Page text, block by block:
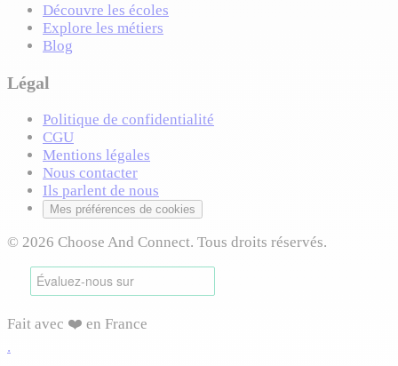
Découvre les écoles
Explore les métiers
Blog
Légal
Politique de confidentialité
CGU
Mentions légales
Nous contacter
Ils parlent de nous
Mes préférences de cookies
© 2026 Choose And Connect. Tous droits réservés.
Fait avec ❤️ en France
.